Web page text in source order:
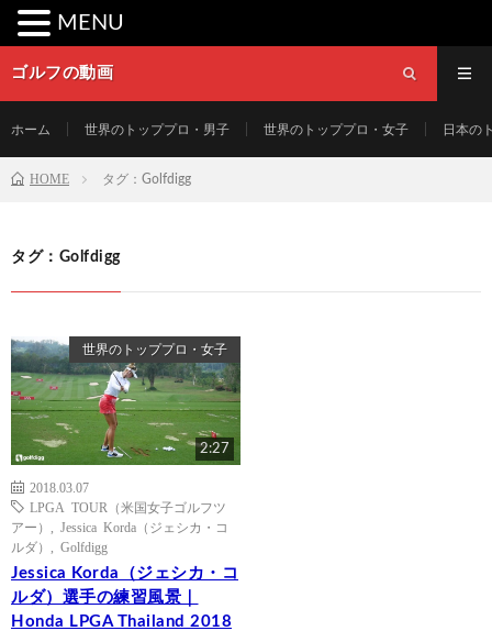
ゴルフの動画
ホーム 世界のトッププロ・男子 世界のトッププロ・女子 日本の
HOME タグ：Golfdigg
タグ：Golfdigg
世界のトッププロ・女子
2:27
2018.03.07
LPGA TOUR（米国女子ゴルフツ
アー）
Jessica Korda（ジェシカ・コ
ルダ）
Golfdigg
Jessica Korda（ジェシカ・コ
ルダ）選手の練習風景｜
Honda LPGA Thailand 2018
MENU